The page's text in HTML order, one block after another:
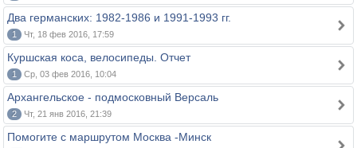
Два германских: 1982-1986 и 1991-1993 гг.
1 Чт, 18 фев 2016, 17:59
Куршская коса, велосипеды. Отчет
1 Ср, 03 фев 2016, 10:04
Архангельское - подмосковный Версаль
2 Чт, 21 янв 2016, 21:39
Помогите с маршрутом Москва -Минск